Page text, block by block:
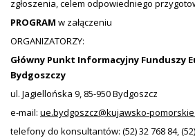
zgłoszenia, celem odpowiedniego
PROGRAM w załączeniu
ORGANIZATORZY:
Główny Punkt Informacyjny Funduszy
Bydgoszczy
ul. Jagiellońska 9, 85-950 Bydgoszcz
e-mail: ue.bydgoszcz@kujawsko-
telefony do konsultantów: (52) 32 768 84,